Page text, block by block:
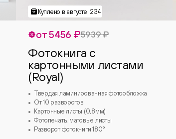
от 5456 ₽5939 ₽
Фотокнига с
картонными листами
(Royal)
Твердая ламинированная фотообложка
От 10 разворотов
Картонные листы (0,8мм)
Фотопечать, матовые листы
Разворот фотокниги 180°